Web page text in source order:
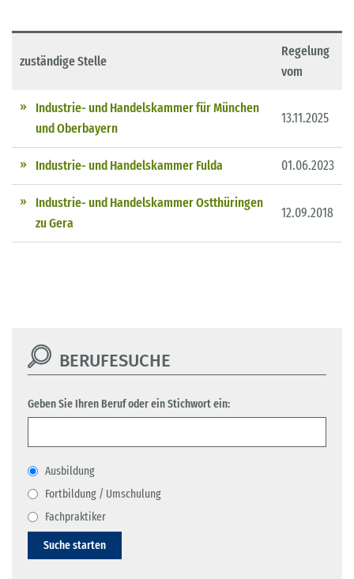
zuständige Stelle
Regelung
vom
Industrie- und Handelskammer für München
und Oberbayern
13.11.2025
Industrie- und Handelskammer Fulda 01.06.2023
Industrie- und Handelskammer Ostthüringen
zu Gera
12.09.2018
BERUFESUCHE
Geben Sie Ihren Beruf oder ein Stichwort ein:
Ausbildung
Fortbildung / Umschulung
Fachpraktiker
Suche starten